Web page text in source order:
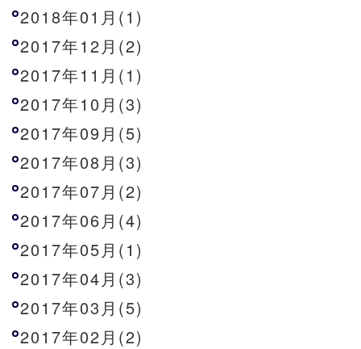
2018年01月(1)
2017年12月(2)
2017年11月(1)
2017年10月(3)
2017年09月(5)
2017年08月(3)
2017年07月(2)
2017年06月(4)
2017年05月(1)
2017年04月(3)
2017年03月(5)
2017年02月(2)